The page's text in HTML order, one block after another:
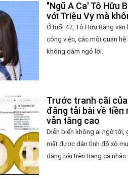
"Ngũ A Ca' Tô Hữu
với Triệu Vy mà
Ở tuổi 47, Tô Hữu Bằng
công việc, các mối quan hệ
không dám ngỏ lời.
Trước tranh cãi
đăng tải bài về tiền
vẫn tăng cao
Diễn biến không ai ngờ tới,
mặt được dân tình đổ xô
đăng bài trên trang cá nhân